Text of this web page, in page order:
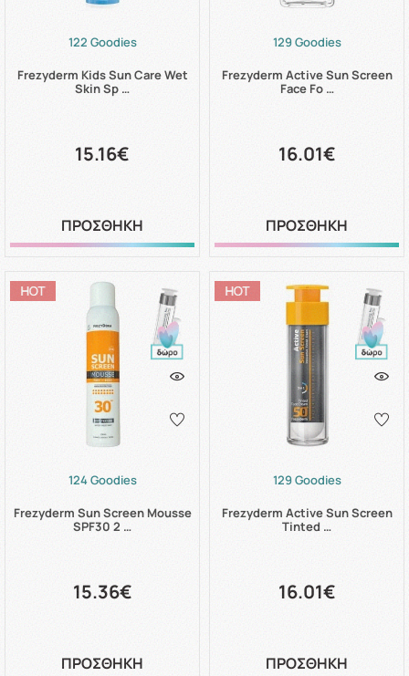
122 Goodies
Frezyderm Kids Sun Care Wet
Skin Sp …
15.16€
ΠΡΟΣΘΗΚΗ
129 Goodies
Frezyderm Active Sun Screen
Face Fo …
16.01€
ΠΡΟΣΘΗΚΗ
124 Goodies
Frezyderm Sun Screen Mousse
SPF30 2 …
15.36€
ΠΡΟΣΘΗΚΗ
129 Goodies
Frezyderm Active Sun Screen
Tinted …
16.01€
ΠΡΟΣΘΗΚΗ